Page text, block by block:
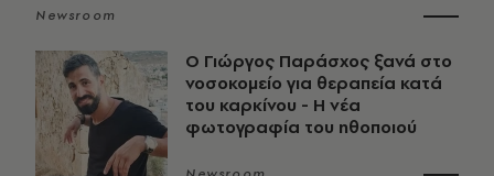
Newsroom
O Γιώργος Παράσχος ξανά στο
νοσοκομείο για θεραπεία κατά
του καρκίνου - Η νέα
φωτογραφία του ηθοποιού